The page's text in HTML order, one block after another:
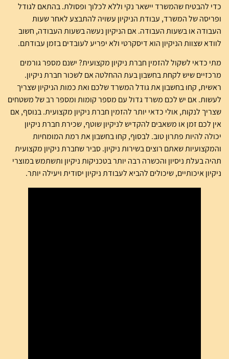
כדי להבטיח שהמשרד יישאר נקי וללא לכלוך ופסולת. בהתאם לגודל
ופריסה של המשרד, עבודת הניקיון עשויה להתבצע לאחר שעות
העבודה או בשעות העבודה. אם הניקיון נעשה בשעות העבודה, חשוב
לוודא שצוות הניקיון הוא דיסקרטי ולא יפריע לעובדים בזמן עבודתם.
מתי כדאי לשקול להזמין חברת ניקיון מקצועית? ישנם מספר גורמים
מרכזיים שיש לקחת בחשבון בעת ההחלטה אם לשכור חברת ניקיון.
ראשית, קחו בחשבון את גודל המשרד שלכם ואת כמות הניקיון שצריך
לעשות. אם יש לכם משרד גדול עם מספר קומות ומספר רב של משטחים
שצריך לנקות, אולי כדאי יותר להזמין חברת ניקיון מקצועית. בנוסף, אם
אין לכם זמן או משאבים להקדיש לניקיון שוטף, שכירת חברת ניקיון
יכולה להיות פתרון טוב. לבסוף, קחו בחשבון את רמת המומחיות
והמקצועיות שאתם רוצים בשירות ניקיון. סביר שחברת ניקיון מקצועית
תהיה בעלת ניסיון והכשרה רבה יותר בטכניקות ניקיון ותשתמש במוצרי
ניקיון איכותיים, שיכולים להביא לעבודת ניקיון יסודית ויעילה יותר.